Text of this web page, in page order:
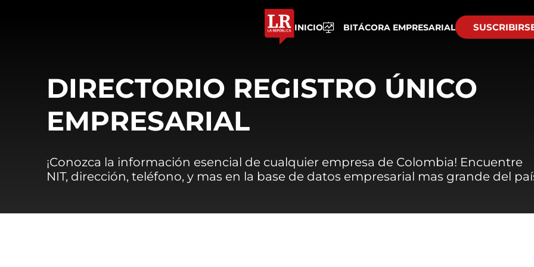
INICIO BITÁCORA EMPRESARIAL
DIRECTORIO REGISTRO ÚNICO
EMPRESARIAL
¡Conozca la información esencial de cualquier empresa de Colombia! Encuentre
NIT, dirección, teléfono, y mas en la base de datos empresarial mas grande del